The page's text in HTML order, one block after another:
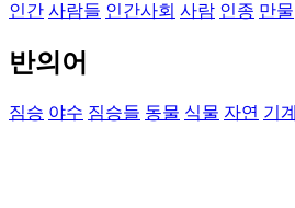
인간 사람들 인간사회 사람 인종 만물
반의어
짐승 야수 짐승들 동물 식물 자연 기계